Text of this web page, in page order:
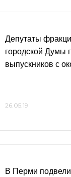
Депутаты
городской Думы
выпускников с
26.05.19
В Перми подвели